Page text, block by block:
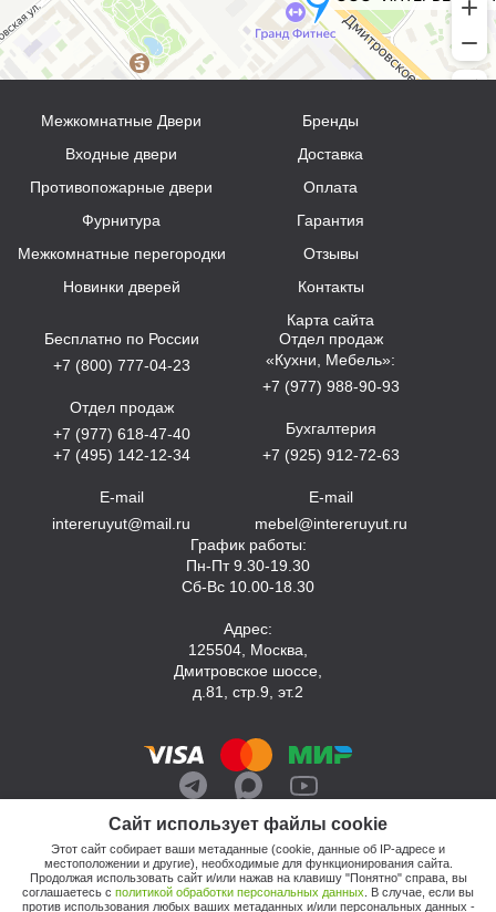
Сайт использует файлы cookie
Этот сайт собирает ваши метаданные (cookie, данные об IP-адресе и
местоположении и другие), необходимые для функционирования сайта.
Продолжая использовать сайт и/или нажав на клавишу "Понятно" справа, вы
соглашаетесь с политикой обработки персональных данных . В случае, если вы
против использования любых ваших метаданных и/или персональных данных -
Межкомнатные Двери
Входные двери
Противопожарные двери
Фурнитура
Межкомнатные перегородки
Новинки дверей
Бренды
Доставка
Оплата
Гарантия
Отзывы
Контакты
Карта сайта
Бесплатно по России
+7 (800) 777-04-23
Отдел продаж
+7 (977) 618-47-40
+7 (495) 142-12-34
E-mail
intereruyut@mail.ru
Отдел продаж
«Кухни, Мебель»:
+7 (977) 988-90-93
Бухгалтерия
+7 (925) 912-72-63
E-mail
mebel@intereruyut.ru
График работы:
Пн-Пт 9.30-19.30
Сб-Вс 10.00-18.30
Адрес:
125504, Москва,
Дмитровское шоссе,
д.81, стр.9, эт.2